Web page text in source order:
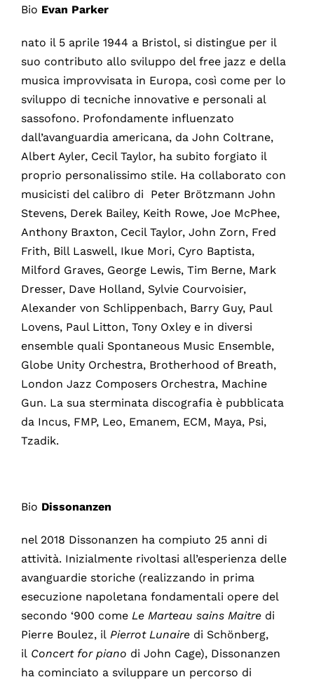
Bio Evan Parker
nato il 5 aprile 1944 a Bristol, si distingue per il
suo contributo allo sviluppo del free jazz e della
musica improvvisata in Europa, così come per lo
sviluppo di tecniche innovative e personali al
sassofono. Profondamente influenzato
dall’avanguardia americana, da John Coltrane,
Albert Ayler, Cecil Taylor, ha subito forgiato il
proprio personalissimo stile. Ha collaborato con
musicisti del calibro di Peter Brötzmann John
Stevens, Derek Bailey, Keith Rowe, Joe McPhee,
Anthony Braxton, Cecil Taylor, John Zorn, Fred
Frith, Bill Laswell, Ikue Mori, Cyro Baptista,
Milford Graves, George Lewis, Tim Berne, Mark
Dresser, Dave Holland, Sylvie Courvoisier,
Alexander von Schlippenbach, Barry Guy, Paul
Lovens, Paul Litton, Tony Oxley e in diversi
ensemble quali Spontaneous Music Ensemble,
Globe Unity Orchestra, Brotherhood of Breath,
London Jazz Composers Orchestra, Machine
Gun. La sua sterminata discografia è pubblicata
da Incus, FMP, Leo, Emanem, ECM, Maya, Psi,
Tzadik.
Bio Dissonanzen
nel 2018 Dissonanzen ha compiuto 25 anni di
attività. Inizialmente rivoltasi all’esperienza delle
avanguardie storiche (realizzando in prima
esecuzione napoletana fondamentali opere del
secondo ‘900 come Le Marteau sains Maitredi
Pierre Boulez, il Pierrot Lunairedi Schönberg,
il Concert for piano di John Cage), Dissonanzen
ha cominciato a sviluppare un percorso di